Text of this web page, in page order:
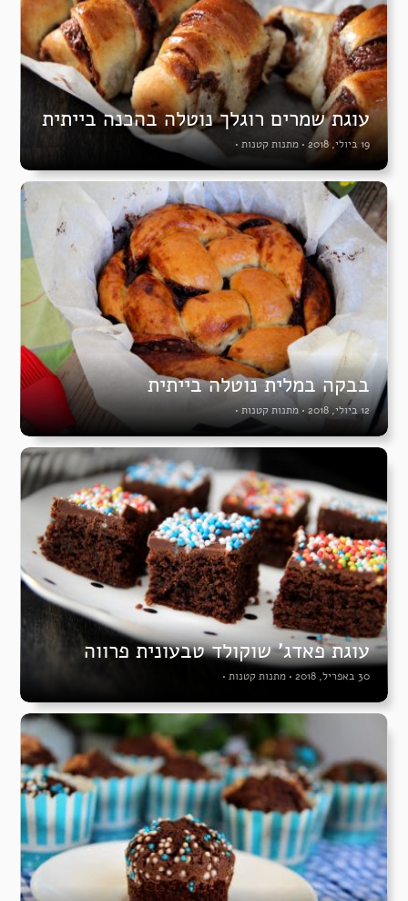
עוגת שמרים רוגלך נוטלה בהכנה בייתית
19 ביולי, 2018 • מתנות קטנות •
בבקה במלית נוטלה בייתית
12 ביולי, 2018 •מתנות קטנות •
עוגת פאדג’ שוקולד טבעונית פרווה
30 באפריל, 2018 • מתנות קטנות •